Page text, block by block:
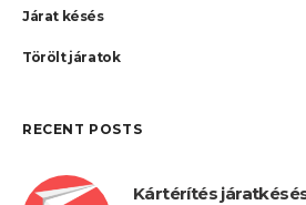
Járat késés
Törölt járatok
RECENT POSTS
Kártérítés